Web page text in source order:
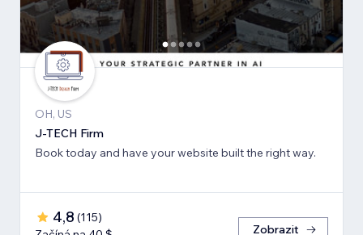
OH, US
J-TECH Firm
Book today and have your website built the right way.
4,8 (115)
Zobrazit